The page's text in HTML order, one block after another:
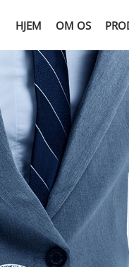
HJEM OM OS